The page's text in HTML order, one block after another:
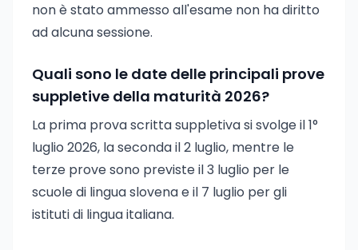
non è stato ammesso all'esame non ha diritto
ad alcuna sessione.
Quali sono le date delle principali prove
suppletive della maturità 2026?
La prima prova scritta suppletiva si svolge il 1°
luglio 2026, la seconda il 2 luglio, mentre le
terze prove sono previste il 3 luglio per le
scuole di lingua slovena e il 7 luglio per gli
istituti di lingua italiana.